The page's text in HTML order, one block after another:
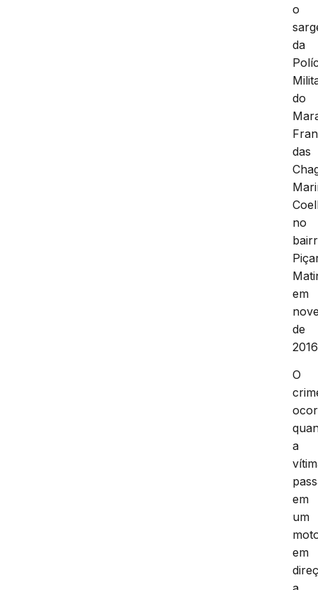
o
da
do
das
no
em
de
O
a
em
um
em